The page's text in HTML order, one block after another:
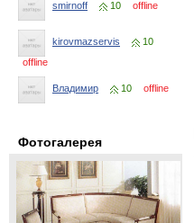
smirnoff 10 offline
kirovmazservis
10
offline
Владимир 10 offline
Фотогалерея